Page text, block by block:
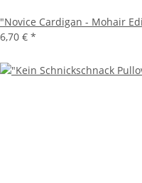
"Novice Cardigan - Mohair
6,70 € *